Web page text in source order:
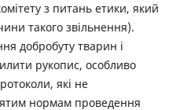
з питань етики, який
такого звільнення).
добробуту тварин і
рукопис, особливо
які не
нормам проведення